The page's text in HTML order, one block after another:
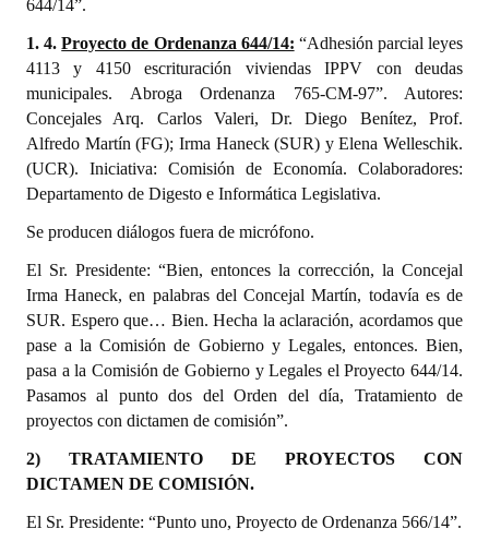
Entrega de distinciones
REFORMA DE LA CARTA ORGÁNICA
644/14”.
1. 4.Proyecto de Ordenanza 644/14: “Adhesión parcial leyes
4113 y 4150 escrituración viviendas IPPV con deudas
municipales. Abroga Ordenanza 765-CM-97”. Autores:
Concejales Arq. Carlos Valeri, Dr. Diego Benítez, Prof.
Alfredo Martín (FG); Irma Haneck (SUR) y Elena Welleschik.
(UCR). Iniciativa: Comisión de Economía. Colaboradores:
Departamento de Digesto e Informática Legislativa.
Se producen diálogos fuera de micrófono.
El Sr. Presidente: “Bien, entonces la corrección, la Concejal
Irma Haneck, en palabras del Concejal Martín, todavía es de
SUR. Espero que… Bien. Hecha la aclaración, acordamos que
pase a la Comisión de Gobierno y Legales, entonces. Bien,
pasa a la Comisión de Gobierno y Legales el Proyecto 644/14.
Pasamos al punto dos del Orden del día, Tratamiento de
proyectos con dictamen de comisión”.
2) TRATAMIENTO DE PROYECTOS CON
DICTAMEN DE COMISIÓN.
El Sr. Presidente: “Punto uno, Proyecto de Ordenanza 566/14”.